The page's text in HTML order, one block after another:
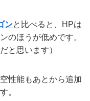
ンと比べると、HPは
のほうが低めです。
と思います）
性能もあとから追加
。